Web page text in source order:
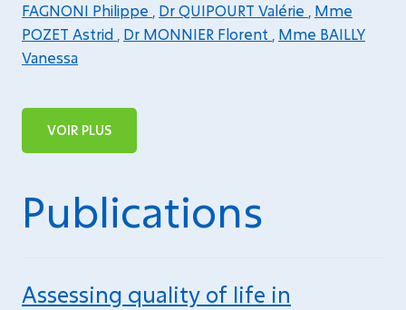
FAGNONI Philippe
Dr QUIPOURT Valérie
Mme
POZET Astrid Dr MONNIER Florent
Mme BAILLY
Vanessa
VOIR PLUS
Publications
Assessing quality of life in